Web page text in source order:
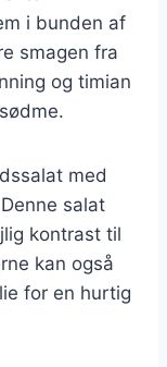
i bunden af
smagen fra
og timian
med
salat
kontrast til
kan også
for en hurtig